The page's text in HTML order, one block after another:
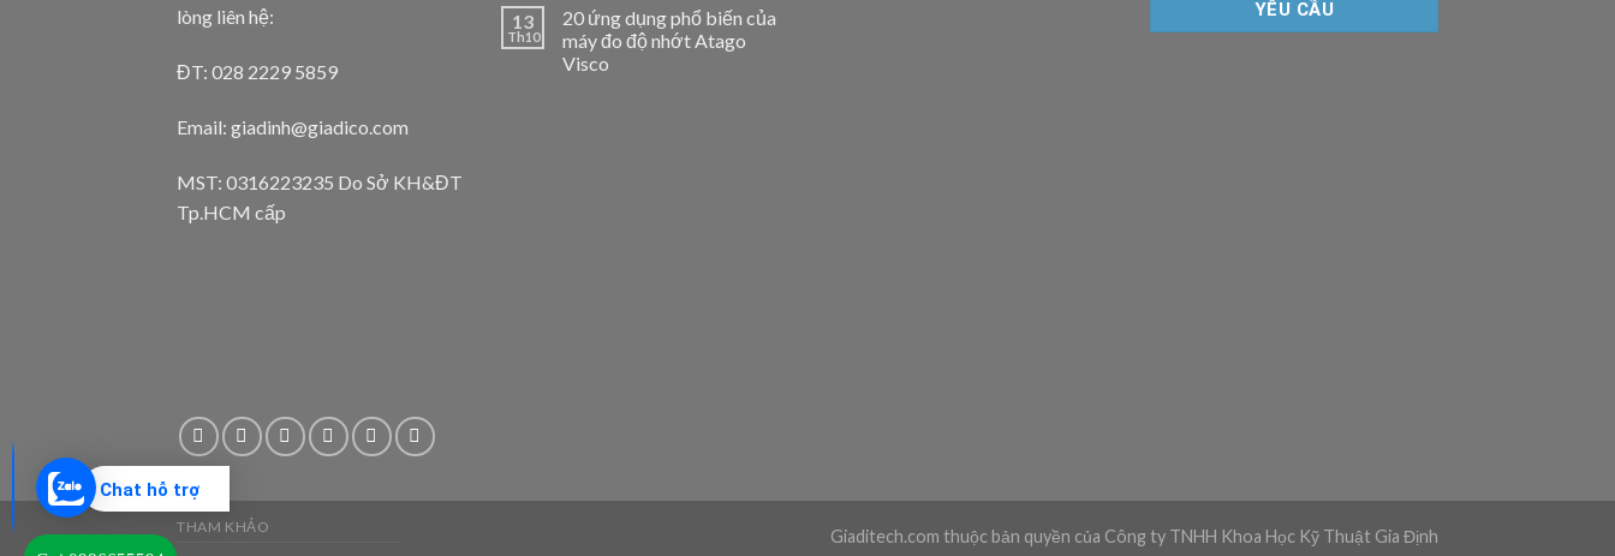
Chat hỗ trợ
lòng liên hệ:
ĐT: 028 2229 5859
Email: giadinh@giadico.com
MST: 0316223235 Do Sở KH&ĐT
Tp.HCM cấp
13
Th10
20 ứng dụng phổ biến của
máy đo độ nhớt Atago
Visco
Giaditech.com thuộc bản quyền của Công ty TNHH Khoa Học Kỹ Thuật Gia Định
THAM KHẢO